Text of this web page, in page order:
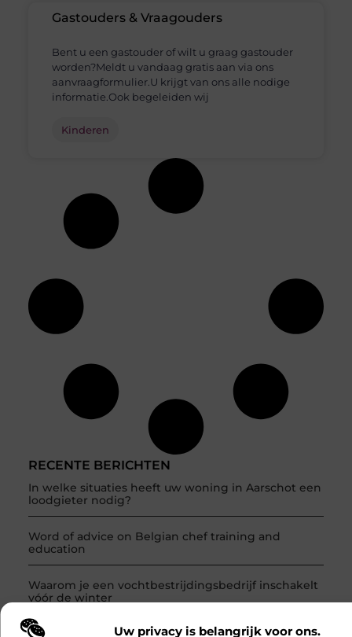
Uw privacy is belangrijk voor ons.
RECENTE BERICHTEN
In welke situaties heeft uw woning in Aarschot een
loodgieter nodig?
Word of advice on Belgian chef training and
education
Waarom je een vochtbestrijdingsbedrijf inschakelt
vóór de winter
Hoe een vastgoedcoach jou helpt bij het verkopen
Gastouders & Vraagouders
Bent u een gastouder of wilt u graag gastouder
worden?Meldt u vandaag gratis aan via ons
aanvraagformulier.U krijgt van ons alle nodige
informatie.Ook begeleiden wij
Kinderen